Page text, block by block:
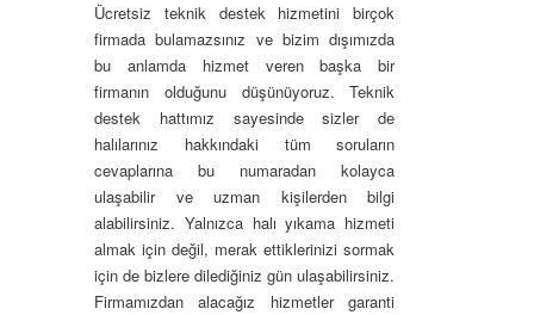
Ücretsiz teknik destek hizmetini birçok
firmada bulamazsınız ve bizim dışımızda
bu anlamda hizmet veren başka bir
firmanın olduğunu düşünüyoruz. Teknik
destek hattımız sayesinde sizler de
halılarınız hakkındaki tüm soruların
cevaplarına bu numaradan kolayca
ulaşabilir ve uzman kişilerden bilgi
alabilirsiniz. Yalnızca halı yıkama hizmeti
almak için değil, merak ettiklerinizi sormak
için de bizlere dilediğiniz gün ulaşabilirsiniz.
Firmamızdan alacağız hizmetler garanti